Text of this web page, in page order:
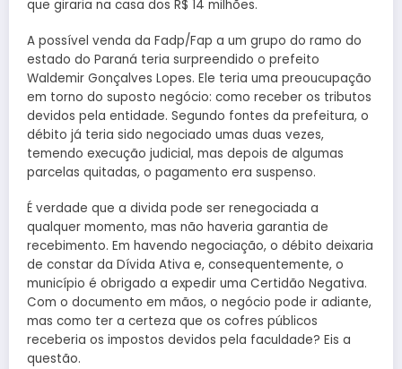
que giraria na casa dos R$ 14 milhões.
A possível venda da Fadp/Fap a um grupo do ramo do
estado do Paraná teria surpreendido o prefeito
Waldemir Gonçalves Lopes. Ele teria uma preoucupação
em torno do suposto negócio: como receber os tributos
devidos pela entidade. Segundo fontes da prefeitura, o
débito já teria sido negociado umas duas vezes,
temendo execução judicial, mas depois de algumas
parcelas quitadas, o pagamento era suspenso.
É verdade que a divida pode ser renegociada a
qualquer momento, mas não haveria garantia de
recebimento. Em havendo negociação, o débito deixaria
de constar da Dívida Ativa e, consequentemente, o
município é obrigado a expedir uma Certidão Negativa.
Com o documento em mãos, o negócio pode ir adiante,
mas como ter a certeza que os cofres públicos
receberia os impostos devidos pela faculdade? Eis a
questão.